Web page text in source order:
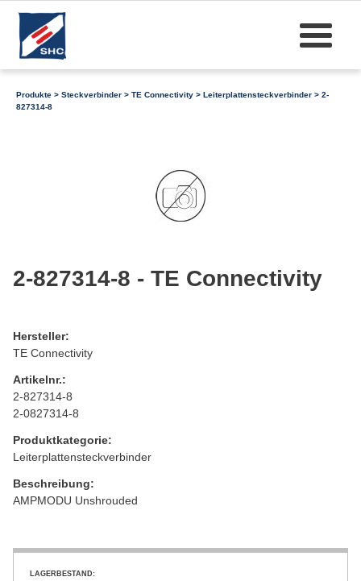
Produkte > Steckverbinder > TE Connectivity > Leiterplattensteckverbinder > 2-
827314-8
2-827314-8 - TE Connectivity
Hersteller:
TE Connectivity
Artikelnr.:
2-827314-8
2-0827314-8
Produktkategorie:
Leiterplattensteckverbinder
Beschreibung:
AMPMODU Unshrouded
LAGERBESTAND: